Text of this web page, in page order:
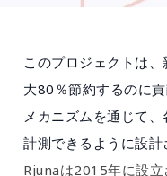
このプロジェクトは
大80％節約するのに
メカニズムを通じて
計測できるように設計
Rjunaは2015年に設